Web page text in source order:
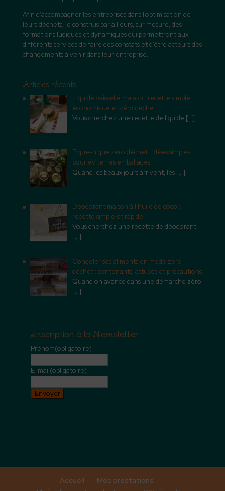
Afin d’accompagner les entreprises dans l’optimisation de
leurs déchets, je construis par ailleurs, sur mesure, des
formations ludiques et dynamiques qui permettront aux
différents services de faire des constats et d’être acteurs des
changements à venir dans leur entreprise.
Articles récents
Liquide vaisselle maison : recette simple,
économique et zéro déchet
Vous cherchez une recette de liquide […]
Pique-nique zéro déchet : idées simples
pour éviter les emballages
Quand les beaux jours arrivent, les […]
Déodorant maison à l’huile de coco :
recette simple et rapide
Vous cherchez une recette de déodorant
[…]
Congeler ses aliments en mode zéro
déchet : contenants, astuces et précautions
Quand on avance dans une démarche zéro
[…]
Inscription à la Newsletter
Prénom(obligatoire)
E-mail(obligatoire)
Envoyer
Accueil
Mes prestations